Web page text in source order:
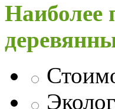
Наиболее